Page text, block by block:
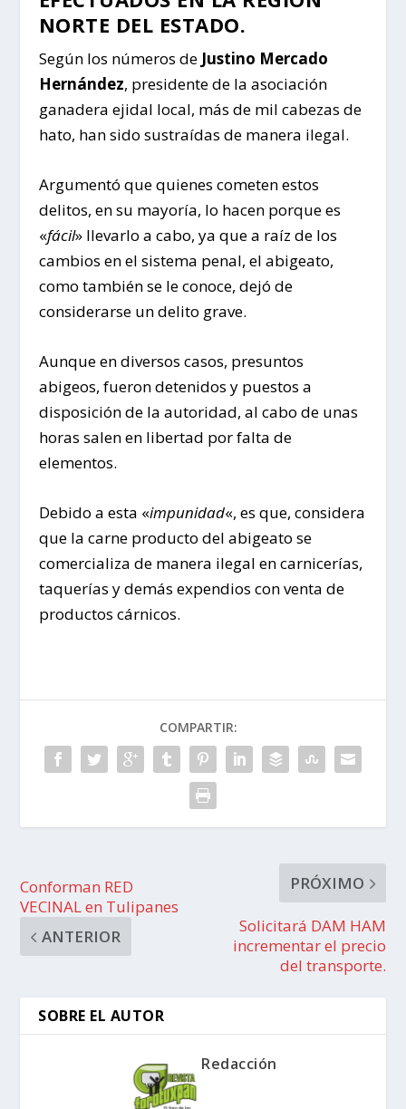
NORTE DEL ESTADO.
Según los números de Justino Mercado
Hernández, presidente de la asociación
ganadera ejidal local, más de mil cabezas de
hato, han sido sustraídas de manera ilegal.
Argumentó que quienes cometen estos
delitos, en su mayoría, lo hacen porque es
«fácil» llevarlo a cabo, ya que a raíz de los
cambios en el sistema penal, el abigeato,
como también se le conoce, dejó de
considerarse un delito grave.
Aunque en diversos casos, presuntos
abigeos, fueron detenidos y puestos a
disposición de la autoridad, al cabo de unas
horas salen en libertad por falta de
elementos.
Debido a esta «impunidad«, es que, considera
que la carne producto del abigeato se
comercializa de manera ilegal en carnicerías,
taquerías y demás expendios con venta de
productos cárnicos.
COMPARTIR:
Conforman RED
VECINAL en Tulipanes
ANTERIOR
PRÓXIMO
Solicitará DAM HAM
incrementar el precio
del transporte.
SOBRE EL AUTOR
Redacción